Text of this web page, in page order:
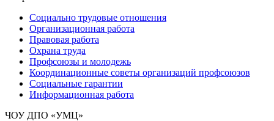
Социально трудовые отношения
Организационная работа
Правовая работа
Охрана труда
Профсоюзы и молодежь
Координационные советы организаций профсоюзов
Социальные гарантии
Информационная работа
ЧОУ ДПО «УМЦ»